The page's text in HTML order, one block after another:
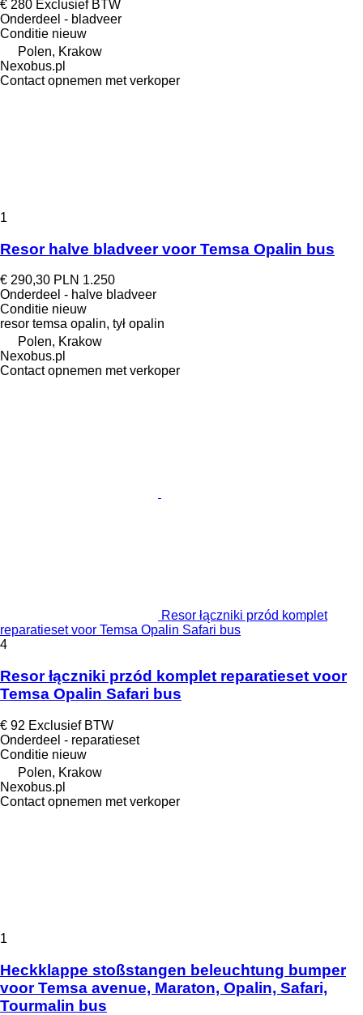
€ 280 Exclusief BTW
Onderdeel - bladveer
Conditie nieuw
Polen, Krakow
Nexobus.pl
Contact opnemen met verkoper
1
Resor halve bladveer voor Temsa Opalin bus
€ 290,30 PLN 1.250
Onderdeel - halve bladveer
Conditie nieuw
resor temsa opalin, tył opalin
Polen, Krakow
Nexobus.pl
Contact opnemen met verkoper
Resor łączniki przód komplet
reparatieset voor Temsa Opalin Safari bus
4
Resor łączniki przód komplet reparatieset voor
Temsa Opalin Safari bus
€ 92 Exclusief BTW
Onderdeel - reparatieset
Conditie nieuw
Polen, Krakow
Nexobus.pl
Contact opnemen met verkoper
1
Heckklappe stoßstangen beleuchtung bumper
voor Temsa avenue, Maraton, Opalin, Safari,
Tourmalin bus